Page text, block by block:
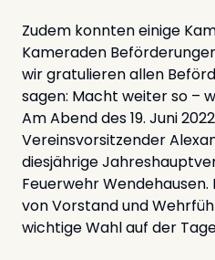
Zudem konnten einige
Kameraden
wir gratulieren allen
sagen: Macht weiter so –
Am Abend des 19. Juni
Vereinsvorsitzender
diesjährige
Feuerwehr
von Vorstand und
wichtige Wahl auf der